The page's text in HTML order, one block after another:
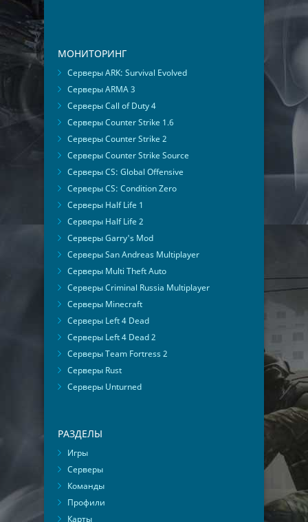
МОНИТОРИНГ
Серверы ARK: Survival Evolved
Серверы ARMA 3
Серверы Call of Duty 4
Серверы Counter Strike 1.6
Серверы Counter Strike 2
Серверы Counter Strike Source
Серверы CS: Global Offensive
Серверы CS: Condition Zero
Серверы Half Life 1
Серверы Half Life 2
Серверы Garry's Mod
Серверы San Andreas Multiplayer
Серверы Multi Theft Auto
Серверы Criminal Russia Multiplayer
Серверы Minecraft
Серверы Left 4 Dead
Серверы Left 4 Dead 2
Серверы Team Fortress 2
Серверы Rust
Серверы Unturned
РАЗДЕЛЫ
Игры
Серверы
Команды
Профили
Карты